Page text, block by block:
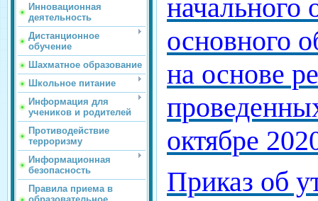
Инновационная
деятельность
Дистанционное
обучение
Шахматное образование
Школьное питание
Информация для
учеников и родителей
Противодействие
терроризму
Информационная
безопасность
Правила приема в
образовательное
начального
основного
на основе
октябре
Приказ об